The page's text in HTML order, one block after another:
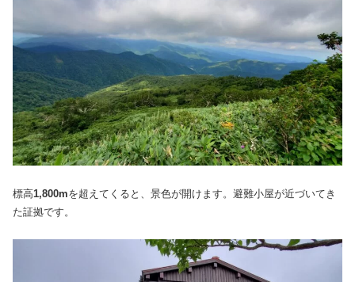
標高1,800mを超えてくると、景色が開けます。避難小屋が近づいてき
た証拠です。